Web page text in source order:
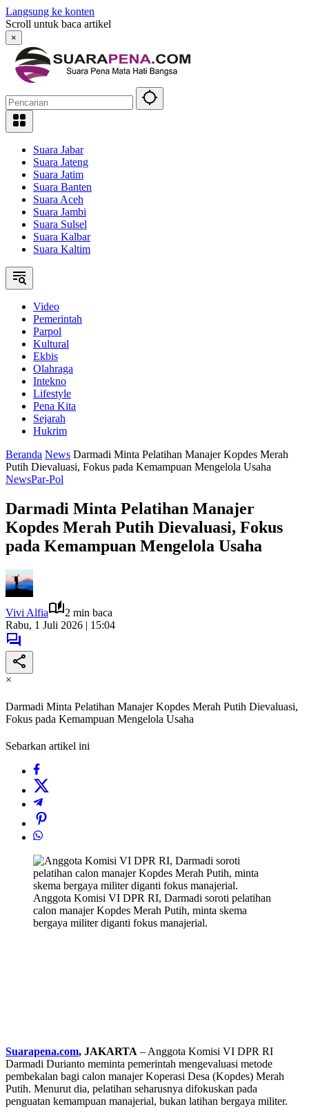
Langsung ke konten
Scroll untuk baca artikel
×
Suara Jabar
Suara Jateng
Suara Jatim
Suara Banten
Suara Aceh
Suara Jambi
Suara Sulsel
Suara Kalbar
Suara Kaltim
Video
Pemerintah
Parpol
Kultural
Ekbis
Olahraga
Intekno
Lifestyle
Pena Kita
Sejarah
Hukrim
Beranda News Darmadi Minta Pelatihan Manajer Kopdes Merah
Putih Dievaluasi, Fokus pada Kemampuan Mengelola Usaha
NewsPar-Pol
Darmadi Minta Pelatihan Manajer
Kopdes Merah Putih Dievaluasi, Fokus
pada Kemampuan Mengelola Usaha
Vivi Alfia
2 min baca
Rabu, 1 Juli 2026 | 15:04
×
Darmadi Minta Pelatihan Manajer Kopdes Merah Putih Dievaluasi,
Fokus pada Kemampuan Mengelola Usaha
Sebarkan artikel ini
Anggota Komisi VI DPR RI, Darmadi soroti pelatihan
calon manajer Kopdes Merah Putih, minta skema
bergaya militer diganti fokus manajerial.
Suarapena.com, JAKARTA – Anggota Komisi VI DPR RI
Darmadi Durianto meminta pemerintah mengevaluasi metode
pembekalan bagi calon manajer Koperasi Desa (Kopdes) Merah
Putih. Menurut dia, pelatihan seharusnya difokuskan pada
penguatan kemampuan manajerial, bukan latihan bergaya militer.